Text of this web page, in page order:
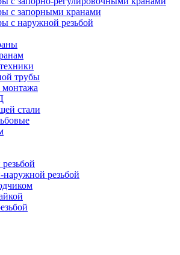
с запорными кранами
с наружной резьбой
трубы
монтажа
стали
резьбой